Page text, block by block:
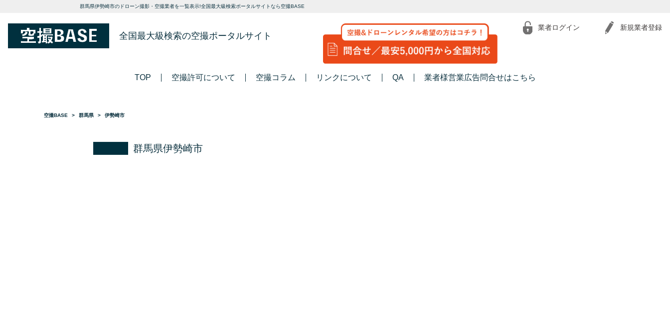
群馬県伊勢崎市のドローン撮影・空撮業者を一覧表示!全国最大級検索ポータルサイトなら空撮BASE
全国最大級検索の空撮ポータルサイト
業者ログイン 新規業者登録
TOP 空撮許可について 空撮コラム リンクについて QA 業者様営業広告問合せはこちら
空撮BASE 群馬県 伊勢崎市
群馬県伊勢崎市